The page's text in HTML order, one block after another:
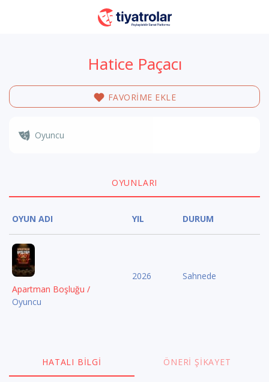
Hatice Paçacı
FAVORİME EKLE
Oyuncu
OYUNLARI
OYUN ADI YIL DURUM
Apartman Boşluğu /
Oyuncu
2026 Sahnede
HATALI BILGI ÖNERI ŞIKAYET